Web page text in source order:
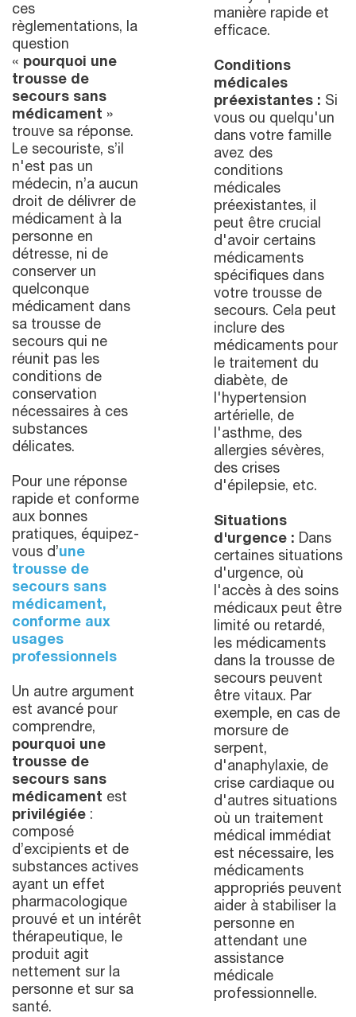
ces
règlementations, la
question
« pourquoi une
trousse de
secours sans
médicament »
trouve sa réponse.
Le secouriste, s’il
n'est pas un
médecin, n’a aucun
droit de délivrer de
médicament à la
personne en
détresse, ni de
conserver un
quelconque
médicament dans
sa trousse de
secours qui ne
réunit pas les
conditions de
conservation
nécessaires à ces
substances
délicates.
Pour une réponse
rapide et conforme
aux bonnes
pratiques, équipez-
vous d’une
trousse de
secours sans
médicament,
conforme aux
usages
professionnels
Un autre argument
est avancé pour
comprendre,
pourquoi une
trousse de
secours sans
médicament est
privilégiée :
composé
d’excipients et de
substances actives
ayant un effet
pharmacologique
prouvé et un intérêt
thérapeutique, le
produit agit
nettement sur la
personne et sur sa
santé.
manière rapide et
efficace.
Conditions
médicales
préexistantes : Si
vous ou quelqu'un
dans votre famille
avez des
conditions
médicales
préexistantes, il
peut être crucial
d'avoir certains
médicaments
spécifiques dans
votre trousse de
secours. Cela peut
inclure des
médicaments pour
le traitement du
diabète, de
l'hypertension
artérielle, de
l'asthme, des
allergies sévères,
des crises
d'épilepsie, etc.
Situations
d'urgence : Dans
certaines situations
d'urgence, où
l'accès à des soins
médicaux peut être
limité ou retardé,
les médicaments
dans la trousse de
secours peuvent
être vitaux. Par
exemple, en cas de
morsure de
serpent,
d'anaphylaxie, de
crise cardiaque ou
d'autres situations
où un traitement
médical immédiat
est nécessaire, les
médicaments
appropriés peuvent
aider à stabiliser la
personne en
attendant une
assistance
médicale
professionnelle.